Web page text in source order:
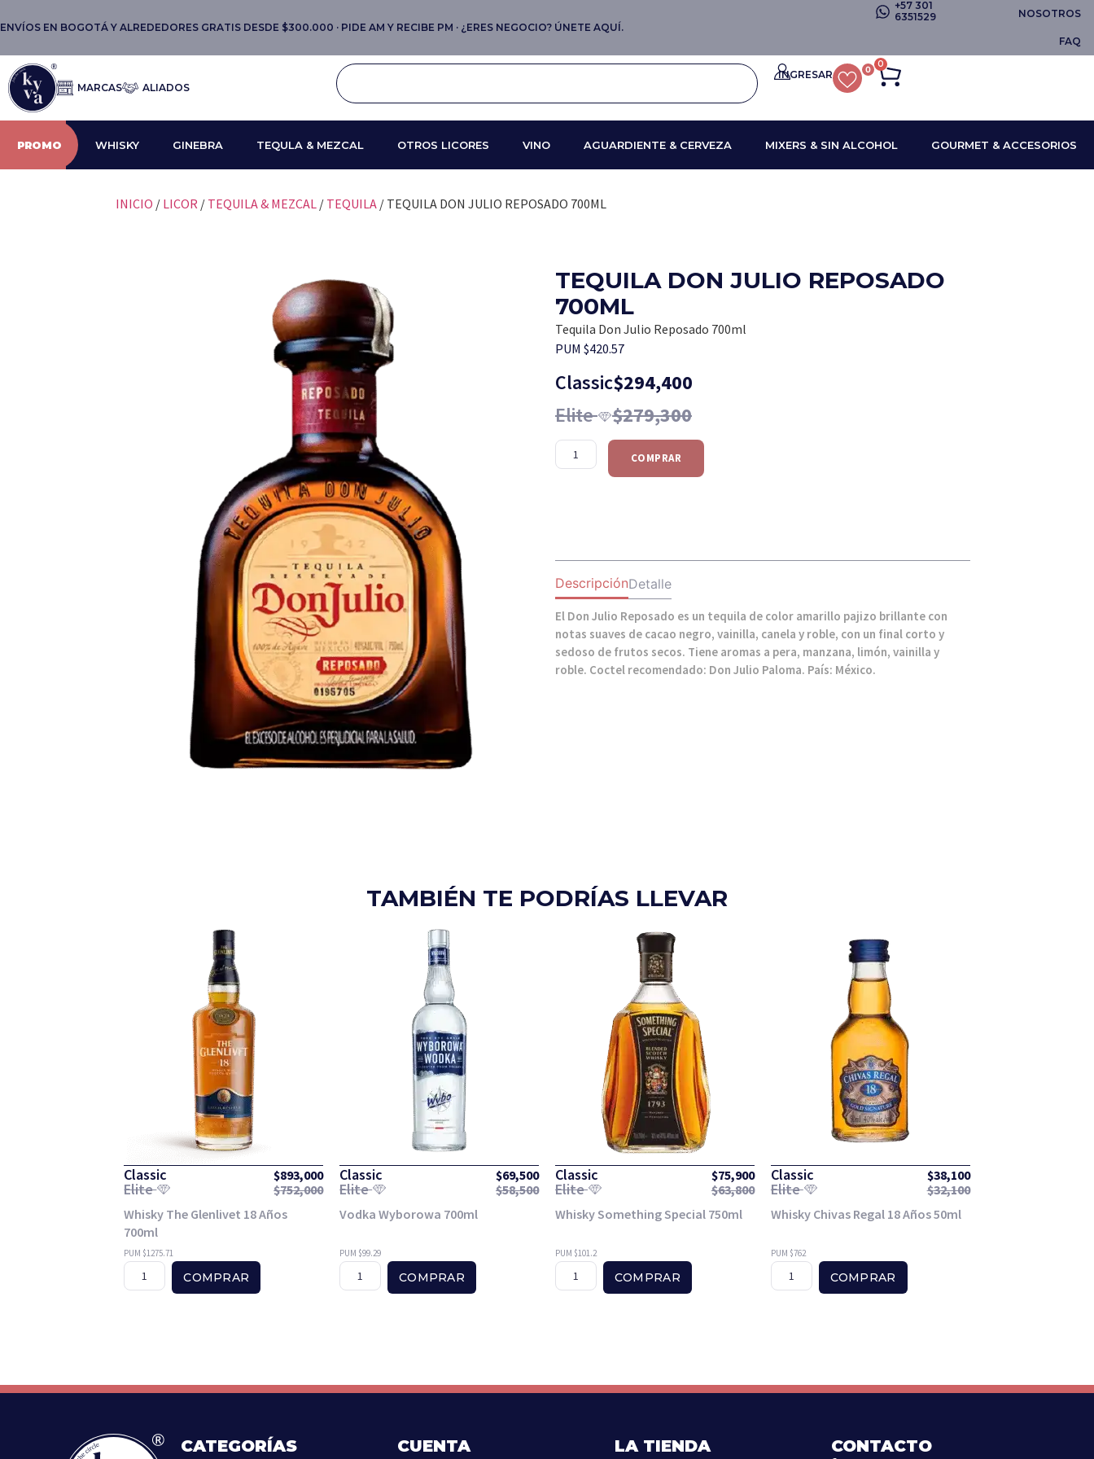
ENVÍOS EN BOGOTÁ Y ALREDEDORES GRATIS DESDE $300.000 · PIDE AM Y RECIBE PM · ¿ERES NEGOCIO? ÚNETE AQUÍ.
+57 301
6351529
NOSOTROS
FAQ
MARCAS ALIADOS
INGRESAR 0 0
PROMO WHISKY GINEBRA TEQULA & MEZCAL OTROS LICORES VINO AGUARDIENTE & CERVEZA MIXERS & SIN ALCOHOL GOURMET & ACCESORIOS
INICIO / LICOR / TEQUILA & MEZCAL / TEQUILA / TEQUILA DON JULIO REPOSADO 700ML
TEQUILA DON JULIO REPOSADO
700ML
Tequila Don Julio Reposado 700ml
PUM $420.57
Classic$294,400
Elite $279,300
COMPRAR
DescripciónDetalle
El Don Julio Reposado es un tequila de color amarillo pajizo brillante con
notas suaves de cacao negro, vainilla, canela y roble, con un final corto y
sedoso de frutos secos. Tiene aromas a pera, manzana, limón, vainilla y
roble. Coctel recomendado: Don Julio Paloma. País: México.
TAMBIÉN TE PODRÍAS LLEVAR
Classic $893,000
Elite $752,000
Whisky The Glenlivet 18 Años
700ml
PUM $1275.71
COMPRAR
Classic $69,500
Elite $58,500
Vodka Wyborowa 700ml
PUM $99.29
COMPRAR
Classic $75,900
Elite $63,800
Whisky Something Special 750ml
PUM $101.2
COMPRAR
Classic $38,100
Elite $32,100
Whisky Chivas Regal 18 Años 50ml
PUM $762
COMPRAR
CATEGORÍAS CUENTA LA TIENDA CONTACTO